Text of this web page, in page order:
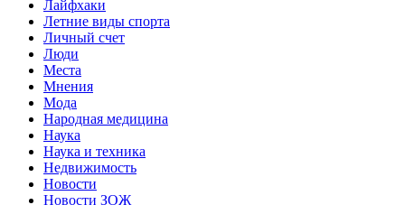
Лайфхаки
Летние виды спорта
Личный счет
Люди
Места
Мнения
Мода
Народная медицина
Наука
Наука и техника
Недвижимость
Новости
Новости ЗОЖ